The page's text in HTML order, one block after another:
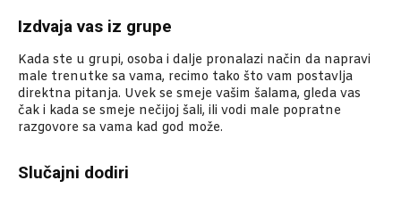
Izdvaja vas iz grupe
Kada ste u grupi, osoba i dalje pronalazi način da napravi
male trenutke sa vama, recimo tako što vam postavlja
direktna pitanja. Uvek se smeje vašim šalama, gleda vas
čak i kada se smeje nečijoj šali, ili vodi male popratne
razgovore sa vama kad god može.
Slučajni dodiri